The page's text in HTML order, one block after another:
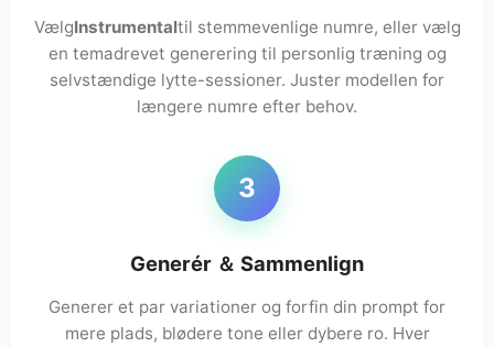
VælgInstrumentaltil stemmevenlige numre, eller vælg
en temadrevet generering til personlig træning og
selvstændige lytte-sessioner. Juster modellen for
længere numre efter behov.
3
Generér ＆ Sammenlign
Generer et par variationer og forfin din prompt for
mere plads, blødere tone eller dybere ro. Hver